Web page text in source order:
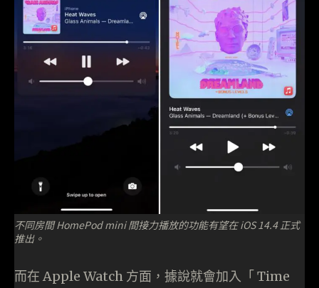
不同房間 HomePod mini 間接力播放的功能有望在 iOS 14.4 正式
推出。
而在 Apple Watch 方面，據說就會加入「 Time